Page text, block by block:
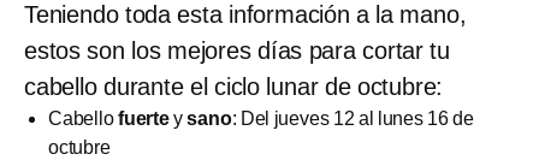
Teniendo toda esta información a la mano,
estos son los mejores días para cortar tu
cabello durante el ciclo lunar de octubre:
Cabellofuerteysano: Del jueves 12 al lunes 16 de
octubre